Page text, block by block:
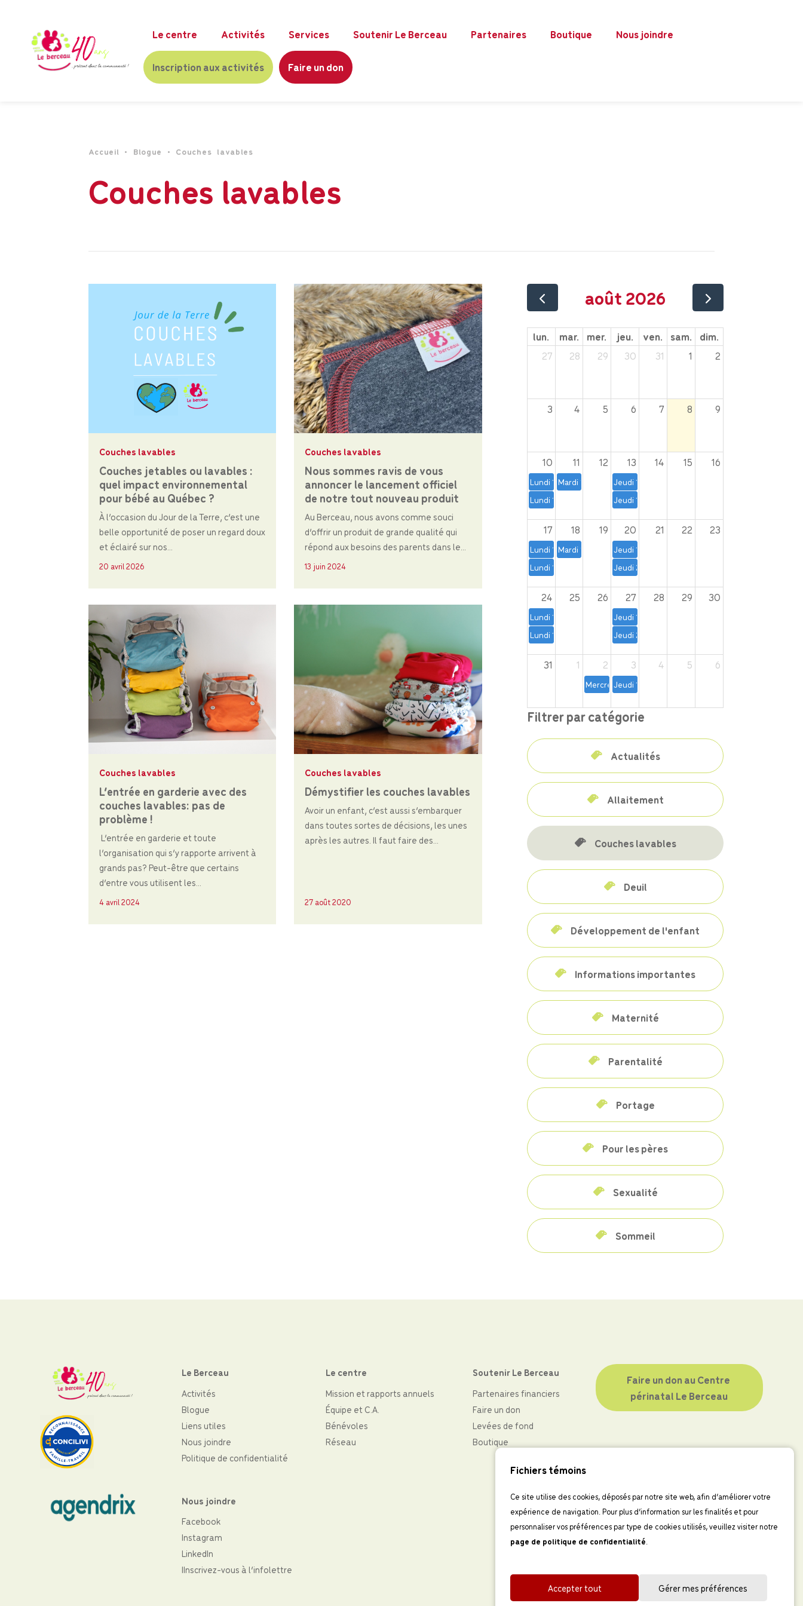
Le centre Activités Services Soutenir Le Berceau Partenaires Boutique Nous joindre
Inscription aux activités Faire un don
Accueil • Blogue • Couches lavables
Couches lavables
Couches lavables
Couches jetables ou lavables :
quel impact environnemental
pour bébé au Québec ?
À l’occasion du Jour de la Terre, c’est une
belle opportunité de poser un regard doux
et éclairé sur nos...
20 avril 2026
Couches lavables
Nous sommes ravis de vous
annoncer le lancement officiel
de notre tout nouveau produit
Au Berceau, nous avons comme souci
d’offrir un produit de grande qualité qui
répond aux besoins des parents dans le...
13 juin 2024
Couches lavables
L’entrée en garderie avec des
couches lavables: pas de
problème !
L’entrée en garderie et toute
l’organisation qui s’y rapporte arrivent à
grands pas? Peut-être que certains
d’entre vous utilisent les...
4 avril 2024
Couches lavables
Démystifier les couches lavables
Avoir un enfant, c’est aussi s’embarquer
dans toutes sortes de décisions, les unes
après les autres. Il faut faire des...
27 août 2020
août 2026
lun. mar. mer. jeu. ven. sam.
dim.
27
28 29 30 31 1 2
3 4 5 6 7 8 9
10
Lundi 10, 17 et 24 août – 19 h à 20 h 30 | Yoga prénatal
Lundi 10,17 et 24 août – 14 h à 15 h | Yoga postnatal
11
Mardi 11 août – 18 h à 21 h | Atelier de secourisme de la Croix-
12 13
Jeudi 13 août- 9 h 30 à 11 h | Les matins soleil
Jeudi 13, 20, 27 août, 3, 10 et 17 septembre – 18
14 15 16
17
Lundi 10, 17 et 24 août – 19 h à 20 h 30 | Yoga prénatal
Lundi 10,17 et 24 août – 14 h à 15 h | Yoga postnatal
18
Mardi 18 août – 19 h à 20 h | Atelier d'initiation au massage papa-
19 20
Jeudi 13, 20, 27 août, 3, 10 et 17 septembre – 18
Jeudi 20 août – 9 h 30 à 11 h | Les matins soleil
21 22 23
24
Lundi 10, 17 et 24 août – 19 h à 20 h 30 | Yoga prénatal
Lundi 10,17 et 24 août – 14 h à 15 h | Yoga postnatal
25 26 27
Jeudi 13, 20, 27 août, 3, 10 et 17 septembre – 18
Jeudi 27 août – 13 h 30 à 14 h 30 | Atelier
28 29 30
31 1 2
Mercredi 2 septembre – 18 h à 21 h | Atelier pratique de
3
Jeudi 13, 20, 27 août, 3, 10 et 17 septembre – 18
4 5 6
Filtrer par catégorie
Actualités
Allaitement
Couches lavables
Deuil
Développement de l'enfant
Informations importantes
Maternité
Parentalité
Portage
Pour les pères
Sexualité
Sommeil
Le Berceau
Activités
Blogue
Liens utiles
Nous joindre
Politique de confidentialité
Le centre
Mission et rapports annuels
Équipe et C.A.
Bénévoles
Réseau
Soutenir Le Berceau
Partenaires financiers
Faire un don
Levées de fond
Boutique
Nous joindre
Facebook
Instagram
LinkedIn
IInscrivez-vous à l’infolettre
Faire un don au Centre
périnatal Le Berceau
Développement web par
Fichiers témoins
Ce site utilise des cookies, déposés par notre site web, afin d’améliorer votre
expérience de navigation. Pour plus d’information sur les finalités et pour
personnaliser vos préférences par type de cookies utilisés, veuillez visiter notre
page de politique de confidentialité.
Accepter tout Gérer mes préférences